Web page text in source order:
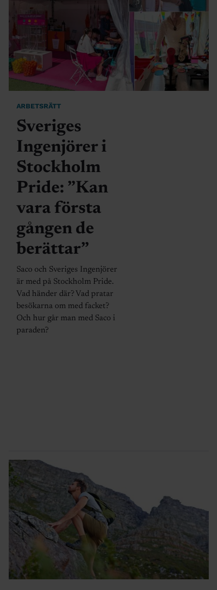
ARBETSRÄTT
Sveriges
Ingenjörer i
Stockholm
Pride: ”Kan
vara första
gången de
berättar”
Saco och Sveriges Ingenjörer
är med på Stockholm Pride.
Vad händer där? Vad pratar
besökarna om med facket?
Och hur går man med Saco i
paraden?